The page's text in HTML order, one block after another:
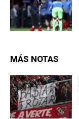
MÁS NOTAS